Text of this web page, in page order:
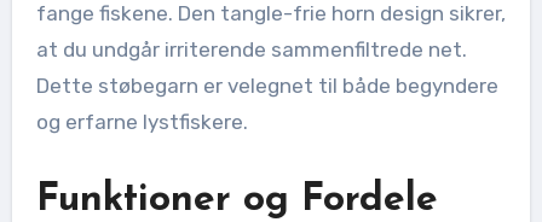
fange fiskene. Den tangle-frie horn design sikrer,
at du undgår irriterende sammenfiltrede net.
Dette støbegarn er velegnet til både begyndere
og erfarne lystfiskere.
Funktioner og Fordele